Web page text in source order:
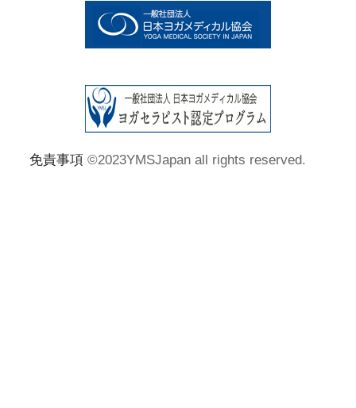
免責事項 ©2023YMSJapan all rights reserved.